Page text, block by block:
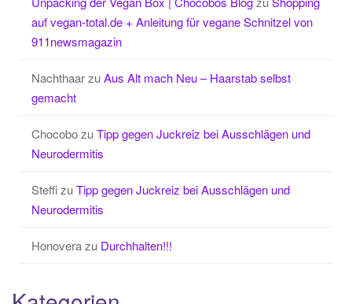
auf vegan-total.de + Anleitung für vegane Schnitzel von
911newsmagazin
NachthaarzuAus Alt mach Neu – Haarstab selbst
gemacht
ChocobozuTipp gegen Juckreiz bei Ausschlägen und
Neurodermitis
SteffizuTipp gegen Juckreiz bei Ausschlägen und
Neurodermitis
Honoverazu Durchhalten!!!